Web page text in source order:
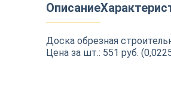
Продукция из
Строительство
Описание
Доска обрезная
Цена за шт.: 551 руб.